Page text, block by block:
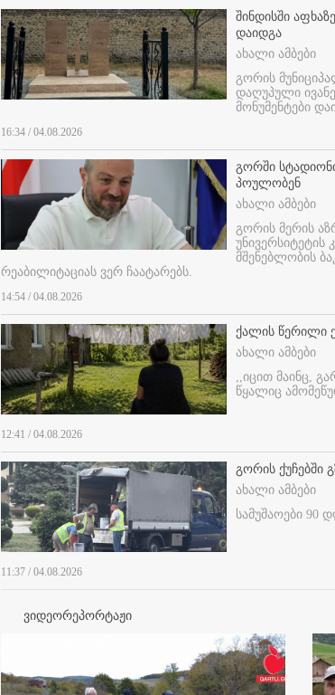
შინდისში
დაიდგა
ახალი ამბები
გორის
დაღუპული
მონუმენტები
16:34 / 04.08.2026
გორში
პოულობენ
ახალი ამბები
გორის მერის
მშენებლობის
რეაბილიტაციას ვერ ჩაატარებს.
14:54 / 04.08.2026
ქალის წერილი
ახალი ამბები
,,იცით მაინც,
წყალიც
12:41 / 04.08.2026
გორის ქუჩებში
ახალი ამბები
სამუშაოები 90
11:37 / 04.08.2026
ვიდეორეპორტაჟი